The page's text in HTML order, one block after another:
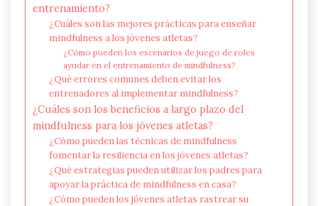
entrenamiento?
¿Cuáles son las mejores prácticas para enseñar
mindfulness a los jóvenes atletas?
¿Cómo pueden los escenarios de juego de roles
ayudar en el entrenamiento de mindfulness?
¿Qué errores comunes deben evitar los
entrenadores al implementar mindfulness?
¿Cuáles son los beneficios a largo plazo del
mindfulness para los jóvenes atletas?
¿Cómo pueden las técnicas de mindfulness
fomentar la resiliencia en los jóvenes atletas?
¿Qué estrategias pueden utilizar los padres para
apoyar la práctica de mindfulness en casa?
¿Cómo pueden los jóvenes atletas rastrear su